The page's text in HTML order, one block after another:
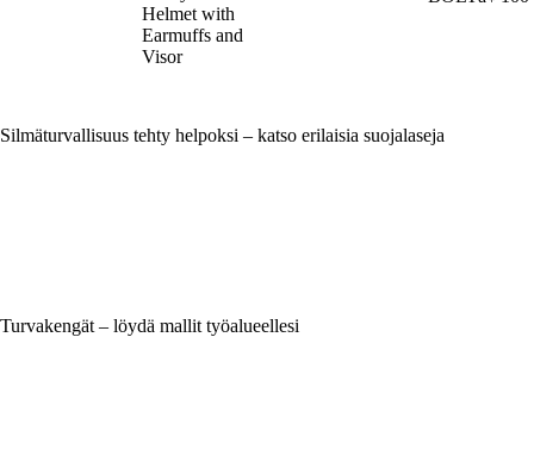
Helmet with
Earmuffs and
Visor
Silmäturvallisuus tehty helpoksi – katso erilaisia suojalaseja
Turvakengät – löydä mallit työalueellesi